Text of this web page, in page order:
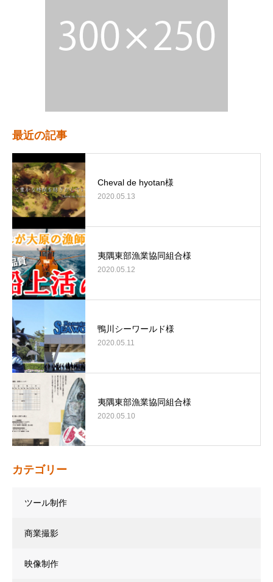
最近の記事
Cheval de hyotan様
2020.05.13
夷隅東部漁業協同組合様
2020.05.12
鴨川シーワールド様
2020.05.11
夷隅東部漁業協同組合様
2020.05.10
カテゴリー
ツール制作
商業撮影
映像制作